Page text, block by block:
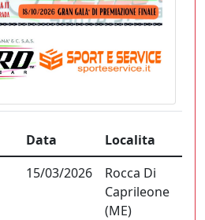
Data
Localita
15/03/2026
Rocca Di
Caprileone
(ME)